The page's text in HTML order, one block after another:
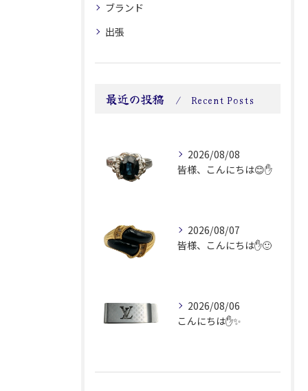
ブランド
出張
最近の投稿 Recent Posts
2026/08/08
皆様、こんにちは😊✋
2026/08/07
皆様、こんにちは✋🙂
2026/08/06
こんにちは✋✨